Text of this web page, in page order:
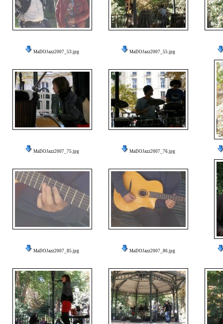
MaDOJazz2007_53.jpg MaDOJazz2007_55.jpg
MaDOJazz2007_75.jpg MaDOJazz2007_76.jpg
MaDOJazz2007_85.jpg MaDOJazz2007_86.jpg